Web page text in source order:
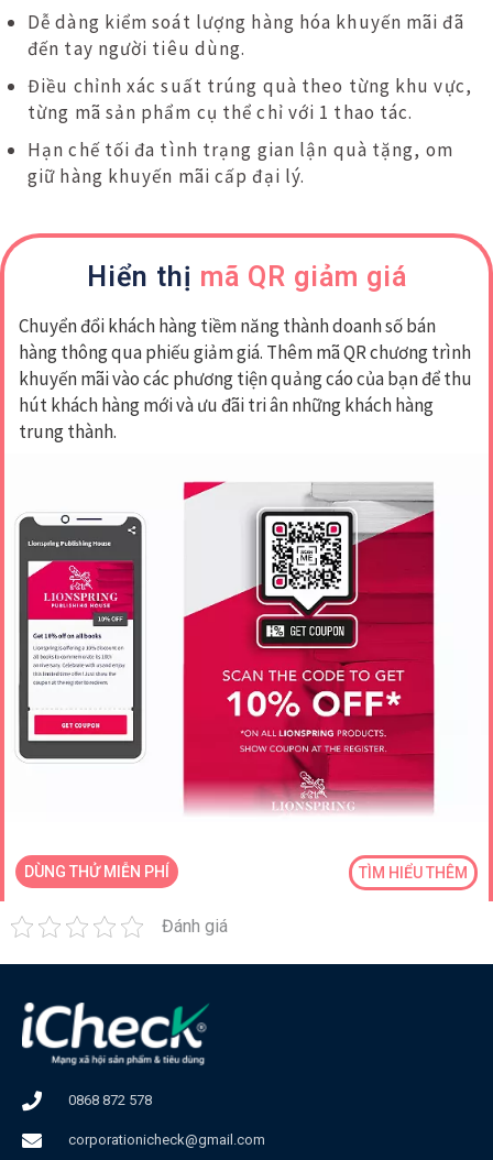
Dễ dàng kiểm soát lượng hàng hóa khuyến mãi đã
đến tay người tiêu dùng.
Điều chỉnh xác suất trúng quà theo từng khu vực,
từng mã sản phẩm cụ thể chỉ với 1 thao tác.
Hạn chế tối đa tình trạng gian lận quà tặng, om
giữ hàng khuyến mãi cấp đại lý.
Hiển thị mã QR giảm giá
Chuyển đổi khách hàng tiềm năng thành doanh số bán
hàng thông qua phiếu giảm giá. Thêm mã QR chương trình
khuyến mãi vào các phương tiện quảng cáo của bạn để thu
hút khách hàng mới và ưu đãi tri ân những khách hàng
trung thành.
DÙNG THỬ MIỄN PHÍ TÌM HIỂU THÊM
Đánh giá
0868 872 578
corporationicheck@gmail.com